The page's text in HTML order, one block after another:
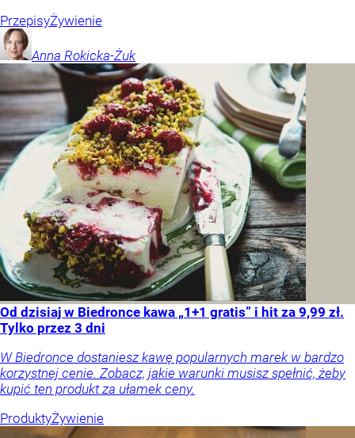
PrzepisyŻywienie
Anna Rokicka-Żuk
Od dzisiaj w Biedronce kawa „1+1 gratis” i hit za 9,99 zł.
Tylko przez 3 dni
W Biedronce dostaniesz kawę popularnych marek w bardzo
korzystnej cenie. Zobacz, jakie warunki musisz spełnić, żeby
kupić ten produkt za ułamek ceny.
ProduktyŻywienie